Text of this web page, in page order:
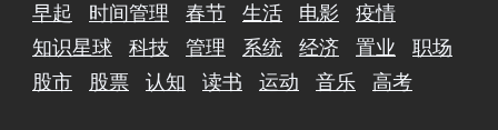
早起
时间管理 春节 生活 电影
疫情
知识星球
科技 管理 系统 经济 置业
职场
股市
股票 认知 读书 运动 音乐 高考